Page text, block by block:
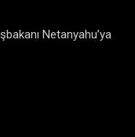
Netanyahu’ya